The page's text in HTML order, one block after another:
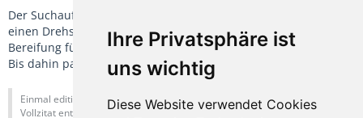
Ihre Privatsphäre ist
uns wichtig
Diese Website verwendet Cookies
Der Suchauftrag bei Kleinanzeigen läuft. Falls es doch mal
einen Drehschemel mit 6m Länge, Lochblech und R14C
Bereifung für unter 6000€ gibt wird zugeschlagen
Bis dahin passt der Blyss.
Einmal editiert, zuletzt von Jay(2. Juni 2026) aus folgendem Grund:
Vollzitat entfernt